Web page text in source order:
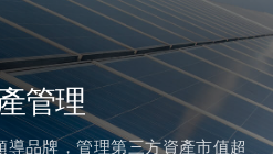
管理
品牌，管理第三方資產市值超